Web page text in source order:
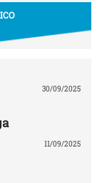
30/09/2025
11/09/2025